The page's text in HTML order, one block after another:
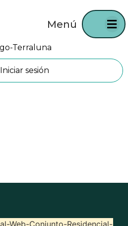
Menú
Iniciar sesión